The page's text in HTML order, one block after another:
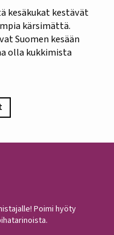
kesäkukat kestävät
kärsimättä.
Suomen kesään
olla kukkimista
Poimi hyöty